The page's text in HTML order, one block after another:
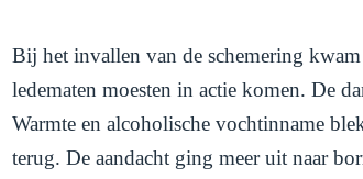
Bij het invallen van de schemering
ledematen moesten in actie komen. De
Warmte en alcoholische vochtinname
terug. De aandacht ging meer uit naar